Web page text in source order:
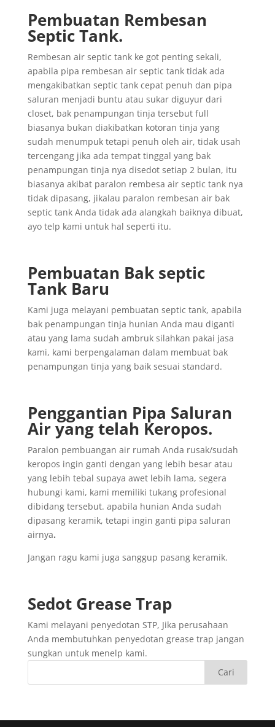
Pembuatan Rembesan
Septic Tank.
Rembesan air septic tank ke got penting sekali,
apabila pipa rembesan air septic tank tidak ada
mengakibatkan septic tank cepat penuh dan pipa
saluran menjadi buntu atau sukar diguyur dari
closet, bak penampungan tinja tersebut full
biasanya bukan diakibatkan kotoran tinja yang
sudah menumpuk tetapi penuh oleh air, tidak usah
tercengang jika ada tempat tinggal yang bak
penampungan tinja nya disedot setiap 2 bulan, itu
biasanya akibat paralon rembesa air septic tank nya
tidak dipasang, jikalau paralon rembesan air bak
septic tank Anda tidak ada alangkah baiknya dibuat,
ayo telp kami untuk hal seperti itu.
Pembuatan Bak septic
Tank Baru
Kami juga melayani pembuatan septic tank, apabila
bak penampungan tinja hunian Anda mau diganti
atau yang lama sudah ambruk silahkan pakai jasa
kami, kami berpengalaman dalam membuat bak
penampungan tinja yang baik sesuai standard.
Penggantian Pipa Saluran
Air yangtelah Keropos.
Paralon pembuangan air rumah Anda rusak/sudah
keropos ingin ganti dengan yang lebih besar atau
yang lebih tebal supaya awet lebih lama, segera
hubungi kami, kami memiliki tukang profesional
dibidang tersebut. apabila hunian Anda sudah
dipasang keramik, tetapi ingin ganti pipa saluran
airnya.
Jangan ragu kami juga sanggup pasang keramik.
Sedot Grease Trap
Kami melayani penyedotan STP, Jika perusahaan
Anda membutuhkan penyedotan grease trap jangan
sungkan untuk menelp kami.